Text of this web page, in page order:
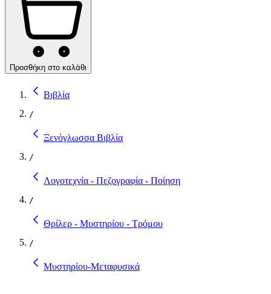
Προσθήκη στο καλάθι
Βιβλία
/
Ξενόγλωσσα Βιβλία
/
Λογοτεχνία - Πεζογραφία - Ποίηση
/
Θρίλερ - Μυστηρίου - Τρόμου
/
Μυστηρίου-Μεταφυσικά